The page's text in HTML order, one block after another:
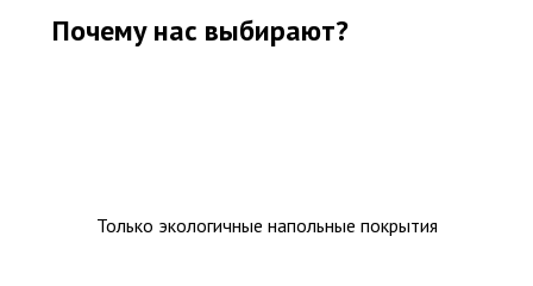
Почему нас выбирают?
Только экологичные напольные покрытия